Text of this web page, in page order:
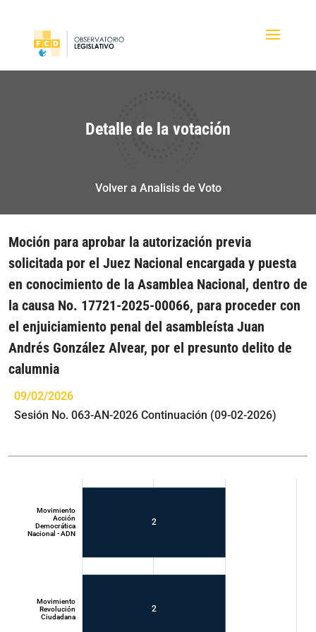
Detalle de la votación
Volver a Analisis de Voto
Moción para aprobar la autorización previa
solicitada por el Juez Nacional encargada y puesta
en conocimiento de la Asamblea Nacional, dentro de
la causa No. 17721-2025-00066, para proceder con
el enjuiciamiento penal del asambleísta Juan
Andrés González Alvear, por el presunto delito de
calumnia
09/02/2026
Sesión No. 063-AN-2026 Continuación (09-02-2026)
2
2
Movimiento
Revolución
Ciudadana
Movimiento
Acción
Democrática
Nacional - ADN